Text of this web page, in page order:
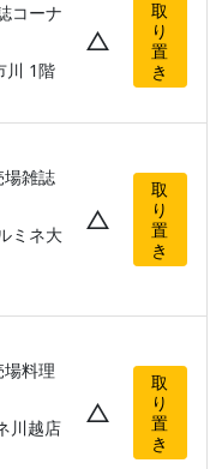
コーナ
川 1階
△
取
り
置
き
雑誌
ミネ大
△
取
り
置
き
料理
川越店
△
取
り
置
き